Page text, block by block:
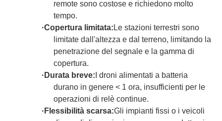
remote sono costose e richiedono molto
tempo.
·Copertura limitata: Le stazioni terrestri sono
limitate dall'altezza e dal terreno, limitando la
penetrazione del segnale e la gamma di
copertura.
· Durata breve: I droni alimentati a batteria
durano in genere < 1 ora, insufficienti per le
operazioni di relè continue.
· Flessibilità scarsa:Gli impianti fissi o i veicoli